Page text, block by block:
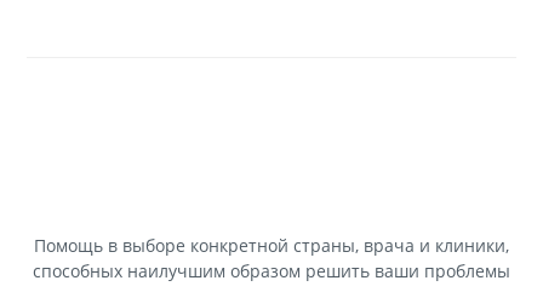
Помощь в выборе конкретной страны, врача и клиники,
способных наилучшим образом решить ваши проблемы